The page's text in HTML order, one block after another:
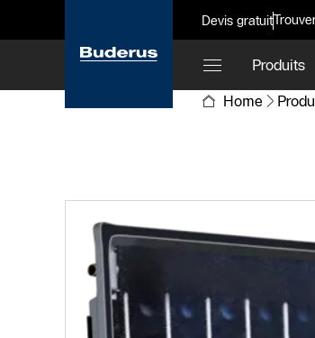
Devis gratuit
Produits
Home